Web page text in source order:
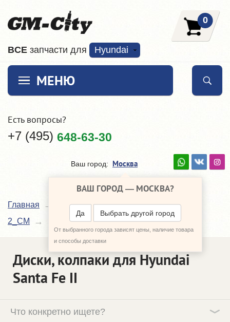
ВCE запчасти для Hyundai
0
МЕНЮ
Есть вопросы?
+7 (495) 648-63-30
Ваш город: Москва
ВАШ ГОРОД — МОСКВА?
Да Выбрать другой город
От выбранного города зависят цены, наличие товара
и способы доставки
Главная Каталог
Hyundai Santa Fe
2_CM
Диски, колпаки
Диски, колпаки для Hyundai
Santa Fe II
Что конкретно ищете?